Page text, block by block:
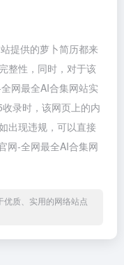
提供的萝卜简历都来
整性，同时，对于该
网最全AI合集网站实
录时，该网页上的内
出现违规，可以直接
网-全网最全AI合集网
优质、实用的网络站点